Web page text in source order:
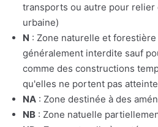
transports ou autre pour relier
urbaine)
N : Zone naturelle et
généralement interdite sauf
comme des constructions
qu'elles ne portent pas
NA : Zone destinée à des
NB : Zone natuelle